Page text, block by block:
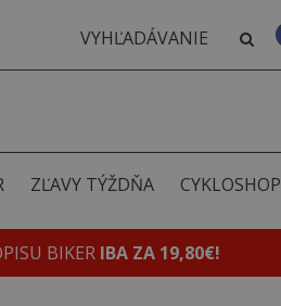
ZĽAVY TÝŽDŇA CYKLOSHOP
BIKER IBA ZA 19,80€!